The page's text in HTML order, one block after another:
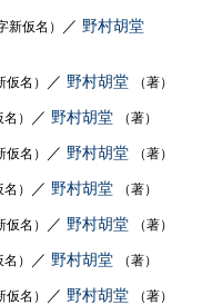
新仮名） ／ 野村胡堂
仮名） ／ 野村胡堂 （著）
） ／ 野村胡堂 （著）
仮名） ／ 野村胡堂 （著）
） ／ 野村胡堂 （著）
仮名） ／ 野村胡堂 （著）
） ／ 野村胡堂 （著）
仮名） ／ 野村胡堂 （著）